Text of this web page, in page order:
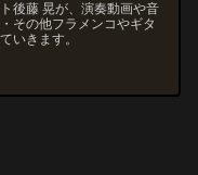
後藤 晃が、演奏動画や音
その他フラメンコやギタ
いきます。